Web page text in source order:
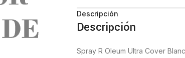
Descripción
Descripción
Spray R Oleum Ultra Cover